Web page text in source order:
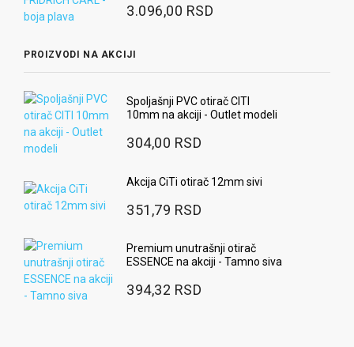
3.096,00 RSD
PROIZVODI NA AKCIJI
Spoljašnji PVC otirač CITI
10mm na akciji - Outlet modeli
304,00 RSD
Akcija CiTi otirač 12mm sivi
351,79 RSD
Premium unutrašnji otirač
ESSENCE na akciji - Tamno siva
394,32 RSD